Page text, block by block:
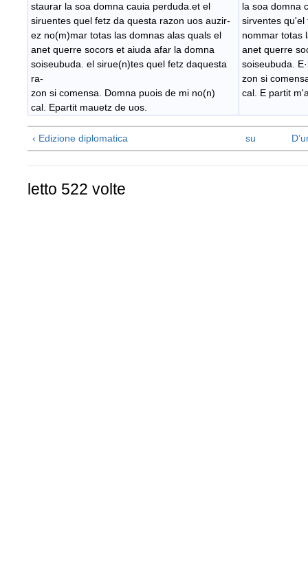
staurar la soa domna cauia perduda.et el
siruentes quel fetz da questa razon uos auzir-
ez no(m)mar totas las domnas alas quals el
anet querre socors et aiuda afar la domna
soiseubuda. el sirue(n)tes quel fetz daquesta
ra-
zon si comensa. Domna puois de mi no(n)
cal. Epartit mauetz de uos.
la soa domna
sirventes qu'el
nommar totas
anet querre
soiseubuda.
zon si
cal. E partit
‹ Edizione diplomatica su
letto 522 volte